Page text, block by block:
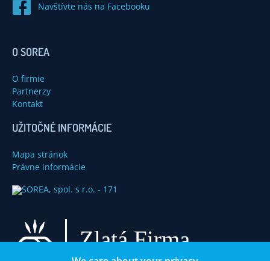
Navštívte nás na Facebooku
O SOREA
O firmie
Partnerzy
Kontakt
UŽITOČNÉ INFORMÁCIE
Mapa stránok
Právne informácie